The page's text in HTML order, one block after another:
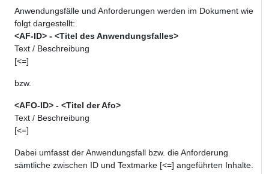
Anwendungsfälle und Anforderungen werden im Dokument wie
folgt dargestellt:
<AF-ID> - <Titel des Anwendungsfalles>
Text / Beschreibung
[<=]
bzw.
<AFO-ID> - <Titel der Afo>
Text / Beschreibung
[<=]
Dabei umfasst der Anwendungsfall bzw. die Anforderung
sämtliche zwischen ID und Textmarke [<=] angeführten Inhalte.